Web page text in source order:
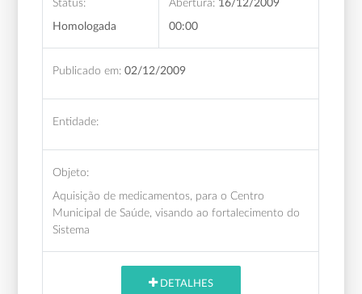
Status:
Homologada
Abertura: 16/12/2009
00:00
Publicado em: 02/12/2009
Entidade:
Objeto:
Aquisição de medicamentos, para o Centro
Municipal de Saúde, visando ao fortalecimento do
Sistema
DETALHES